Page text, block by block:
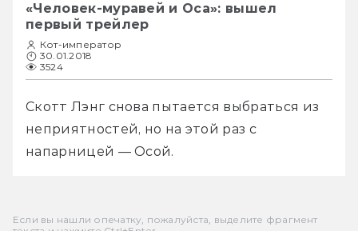
«Человек-муравей и Оса»: вышел
первый трейлер
Кот-император
30.01.2018
3524
Скотт Лэнг снова пытается выбраться из
неприятностей, но на этой раз с
напарницей — Осой.
Если вы нашли опечатку, пожалуйста, выделите фрагмент